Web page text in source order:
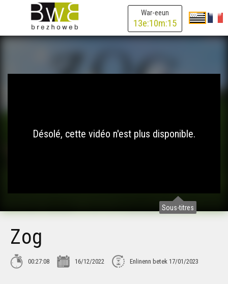
War-eeun
13e:10m:15
Sous-titres
Désolé, cette vidéo n'est plus disponible.
Zog
00:27:08 16/12/2022 Enlinenn betek 17/01/2023